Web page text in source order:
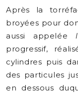
Après la
broyées pour
aussi appelée
progressif,
cylindres puis
des particules
en dessous